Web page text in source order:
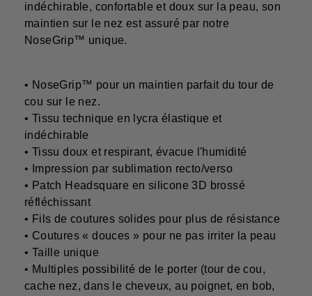
indéchirable, confortable et doux sur la peau, son
maintien sur le nez est assuré par notre
NoseGrip™ unique.
• NoseGrip™ pour un maintien parfait du tour de
cou sur le nez.
• Tissu technique en lycra élastique et
indéchirable
• Tissu doux et respirant, évacue l'humidité
• Impression par sublimation recto/verso
• Patch Headsquare en silicone 3D brossé
réfléchissant
• Fils de coutures solides pour plus de résistance
• Coutures « douces » pour ne pas irriter la peau
• Taille unique
• Multiples possibilité de le porter (tour de cou,
cache nez, dans le cheveux, au poignet, en bob,